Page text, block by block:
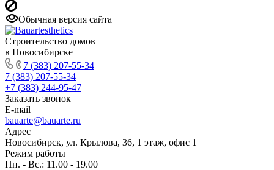
Обычная версия сайта
Строительство домов
в Новосибирске
7 (383) 207-55-34
7 (383) 207-55-34
+7 (383) 244-95-47
Заказать звонок
E-mail
bauarte@bauarte.ru
Адрес
Новосибирск, ул. Крылова, 36, 1 этаж, офис 1
Режим работы
Пн. - Вс.: 11.00 - 19.00